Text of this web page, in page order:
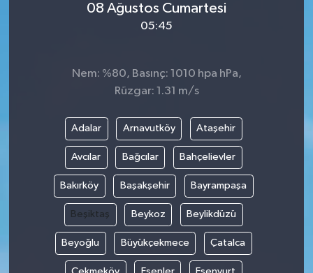
08 Ağustos Cumartesi
05:45
Nem: %80, Basınç: 1010 hpa hPa,
Rüzgar: 1.31 m/s
Adalar Arnavutköy Ataşehir
Avcılar Bağcılar Bahçelievler
Bakırköy Başakşehir Bayrampaşa
Beşiktaş Beykoz Beylikdüzü
Beyoğlu Büyükçekmece Çatalca